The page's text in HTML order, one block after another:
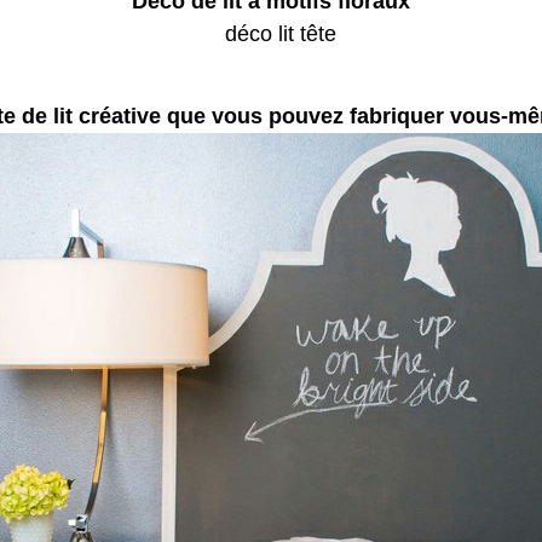
de lit créative que vous pouvez fabriquer vous-